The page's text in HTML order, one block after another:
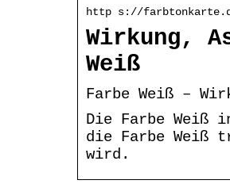
http s://
Wirkung,
Weiß
Farbe Weiß –
Die Farbe Weiß
die Farbe Weiß
wird.